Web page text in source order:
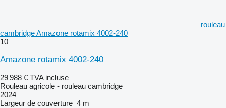
rouleau
cambridge Amazone rotamix 4002-240
10
Amazone rotamix 4002-240
29 988 € TVA incluse
Rouleau agricole - rouleau cambridge
2024
Largeur de couverture 4 m